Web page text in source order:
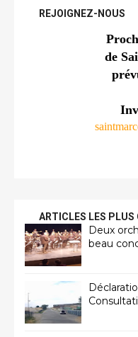
REJOIGNEZ-NOUS
de
ARTICLES LES
Deux
beau